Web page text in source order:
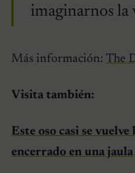
imaginarnos la
Más información: The
Visita también:
Este oso casi se
encerrado en una jaula